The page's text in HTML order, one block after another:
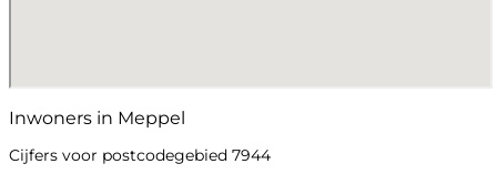
Inwoners in Meppel
Cijfers voor postcodegebied 7944